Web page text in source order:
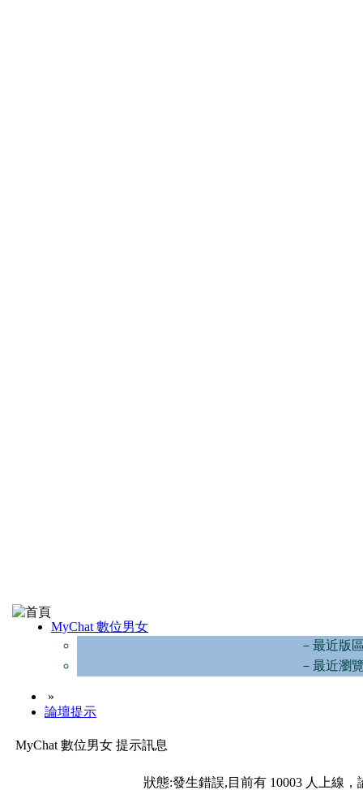
MyChat 數位男女
－最近版
－最近瀏
»
論壇提示
MyChat 數位男女 提示訊息
狀態:發生錯誤,目前有 10003 人上線